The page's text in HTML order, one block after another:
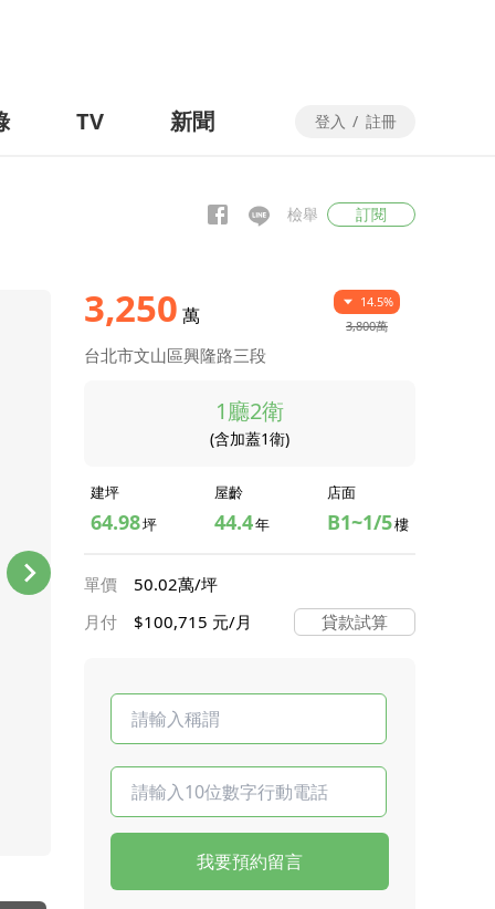
TV 新聞 登入 / 註冊
檢舉 訂閱
3,250 萬
14.5%
3,800萬
台北市文山區興隆路三段
1廳2衛
(含加蓋1衛)
建坪
64.98坪
屋齡
44.4年
店面
B1~1/5樓
單價
50.02萬/坪
月付
$100,715 元/月 貸款試算
我要預約留言